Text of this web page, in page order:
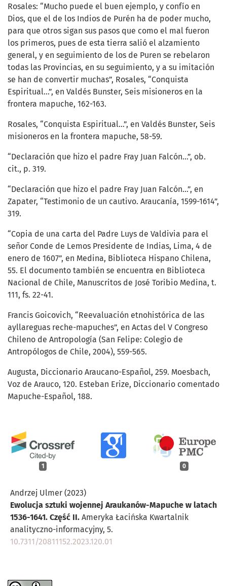
1 0
Andrzej Ulmer (2023)
Ewolucja sztuki wojennej Araukanów-Mapuche w latach
1536-1641. Część II. Ameryka Łacińska Kwartalnik
analityczno-informacyjny, 5.
10.7311/20811152.2023.120.01
Rosales: “Mucho puede el buen ejemplo, y confío en
Dios, que el de los Indios de Purén ha de poder mucho,
para que otros sigan sus pasos que como el mal fueron
los primeros, pues de esta tierra salió el alzamiento
general, y en seguimiento de los de Puren se rebelaron
todas las Provincias, en su seguimiento, y a su imitación
se han de convertir muchas”, Rosales, “Conquista
Espiritual...”, en Valdés Bunster, Seis misioneros en la
frontera mapuche, 162-163.
Rosales, “Conquista Espiritual...”, en Valdés Bunster, Seis
misioneros en la frontera mapuche, 58-59.
“Declaración que hizo el padre Fray Juan Falcón...”, ob.
cit., p. 319.
“Declaración que hizo el padre Fray Juan Falcón…”, en
Zapater, “Testimonio de un cautivo. Araucanía, 1599-1614”,
319.
“Copia de una carta del Padre Luys de Valdivia para el
señor Conde de Lemos Presidente de Indias, Lima, 4 de
enero de 1607”, en Medina, Biblioteca Hispano Chilena,
55. El documento también se encuentra en Biblioteca
Nacional de Chile, Manuscritos de José Toribio Medina, t.
111, fs. 22-41.
Francis Goicovich, “Reevaluación etnohistórica de las
ayllareguas reche-mapuches”, en Actas del V Congreso
Chileno de Antropología (San Felipe: Colegio de
Antropólogos de Chile, 2004), 559-565.
Augusta, Diccionario Araucano-Español, 259. Moesbach,
Voz de Arauco, 120. Esteban Erize, Diccionario comentado
Mapuche-Español, 188.